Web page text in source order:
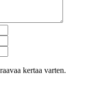
kertaa varten.